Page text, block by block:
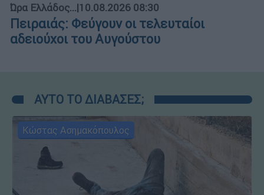
Ώρα Ελλάδος...|10.08.2026 08:30
Πειραιάς: Φεύγουν οι τελευταίοι
αδειούχοι του Αυγούστου
ΑΥΤΟ ΤΟ ΔΙΑΒΑΣΕΣ;
Κώστας Ασημακόπουλος